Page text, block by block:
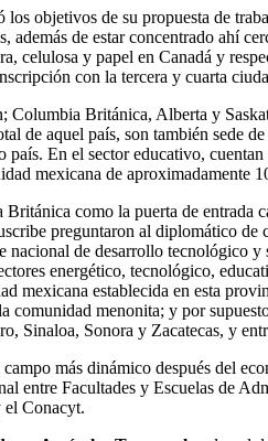
objetivos de su propuesta de
además de estar concentrado ahí
celulosa y papel en Canadá y
con la tercera y cuarta
Británica, Alberta y
de aquel país, son también sede
país. En el sector educativo,
mexicana de aproximadamente
como la puerta de entrada
preguntaron al diplomático
nacional de desarrollo tecnológico
energético, tecnológico,
mexicana establecida en esta
comunidad menonita; y por
Sinaloa, Sonora y Zacatecas, y
más dinámico después del
entre Facultades y Escuelas de
Conacyt.